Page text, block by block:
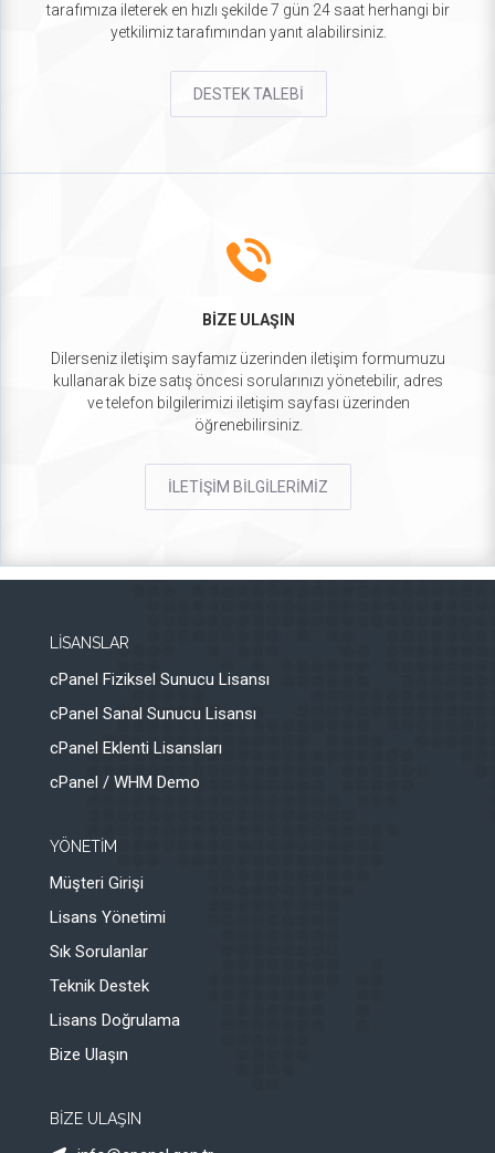
tarafımıza ileterek en hızlı şekilde 7 gün 24 saat herhangi bir
yetkilimiz tarafımından yanıt alabilirsiniz.
DESTEK TALEBİ
BİZE ULAŞIN
Dilerseniz iletişim sayfamız üzerinden iletişim formumuzu
kullanarak bize satış öncesi sorularınızı yönetebilir, adres
ve telefon bilgilerimizi iletişim sayfası üzerinden
öğrenebilirsiniz.
İLETİŞİM BİLGİLERİMİZ
LİSANSLAR
cPanel Fiziksel Sunucu Lisansı
cPanel Sanal Sunucu Lisansı
cPanel Eklenti Lisansları
cPanel / WHM Demo
YÖNETİM
Müşteri Girişi
Lisans Yönetimi
Sık Sorulanlar
Teknik Destek
Lisans Doğrulama
Bize Ulaşın
BİZE ULAŞIN